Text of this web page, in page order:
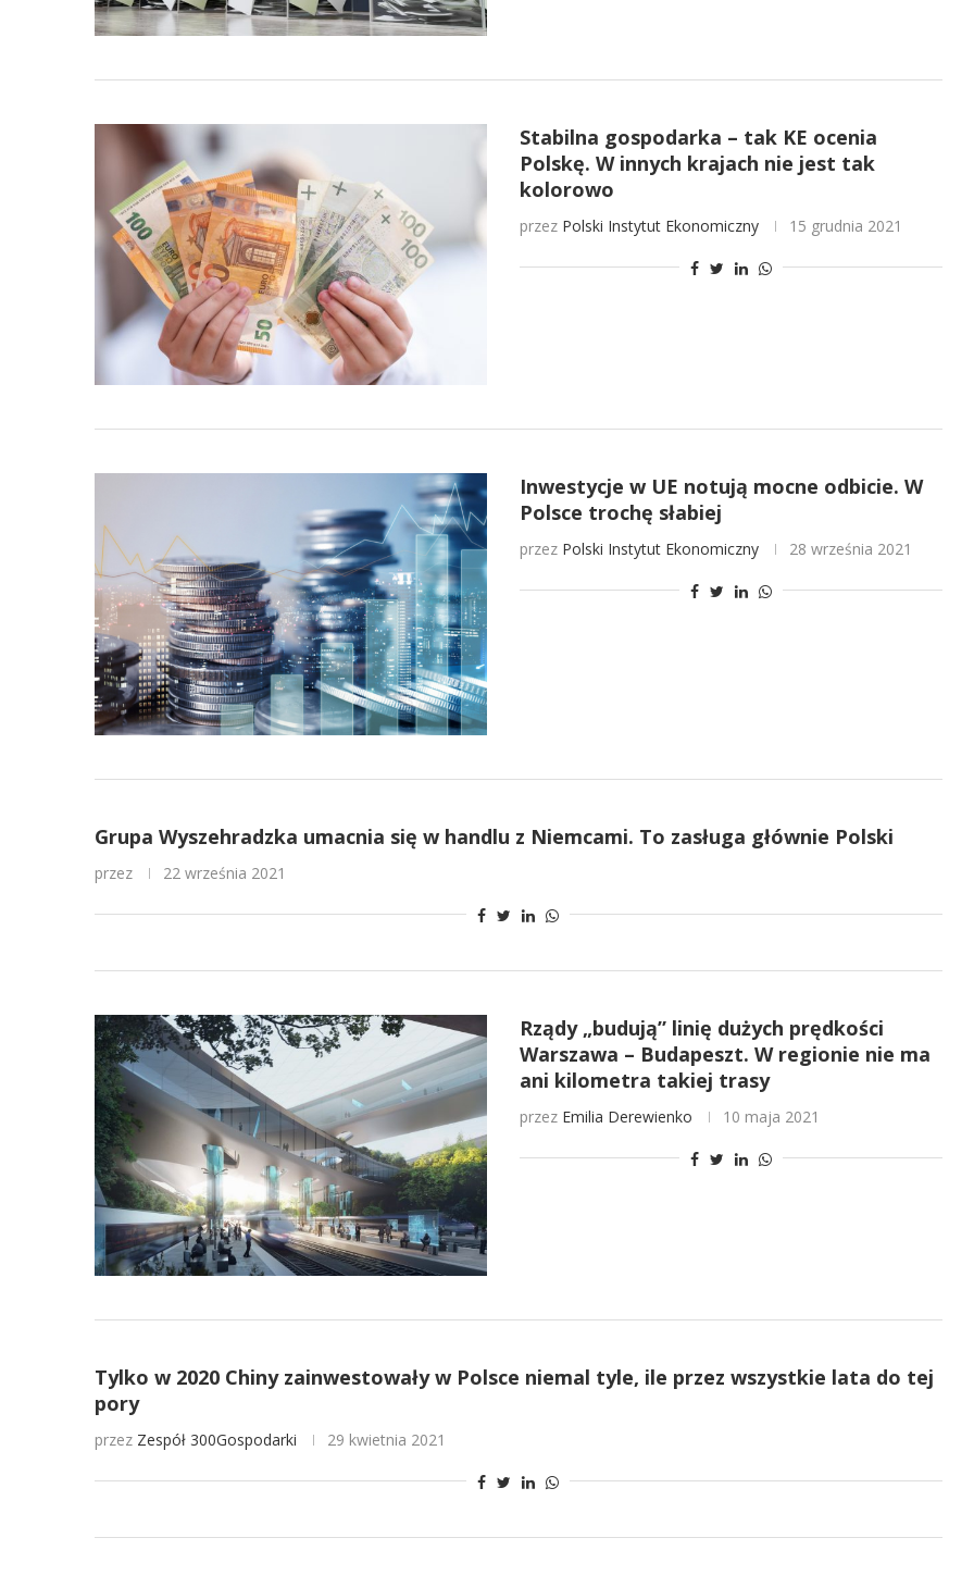
Stabilna gospodarka – tak KE ocenia
Polskę. W innych krajach nie jest tak
kolorowo
przez Polski Instytut Ekonomiczny 15 grudnia 2021
Inwestycje w UE notują mocne odbicie. W
Polsce trochę słabiej
przez Polski Instytut Ekonomiczny 28 września 2021
Grupa Wyszehradzka umacnia się w handlu z Niemcami. To zasługa głównie Polski
przez 22 września 2021
Rządy „budują” linię dużych prędkości
Warszawa – Budapeszt. W regionie nie ma
ani kilometra takiej trasy
przez Emilia Derewienko 10 maja 2021
Tylko w 2020 Chiny zainwestowały w Polsce niemal tyle, ile przez wszystkie lata do tej
pory
przez Zespół 300Gospodarki 29 kwietnia 2021